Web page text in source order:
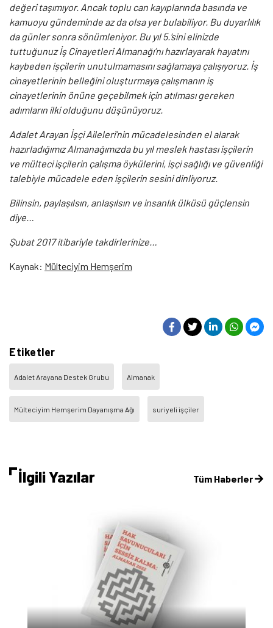
değeri taşımıyor. Ancak toplu can kayıplarında basında ve
kamuoyu gündeminde az da olsa yer bulabiliyor. Bu duyarlılık
da günler sonra sönümleniyor. Bu yıl 5.’sini elinizde
tuttuğunuz İş Cinayetleri Almanağı’nı hazırlayarak hayatını
kaybeden işçilerin unutulmamasını sağlamaya çalışıyoruz. İş
cinayetlerinin belleğini oluşturmaya çalışmanın iş
cinayetlerinin önüne geçebilmek için atılması gereken
adımların ilki olduğunu düşünüyoruz.
Adalet Arayan İşçi Aileleri’nin mücadelesinden el alarak
hazırladığımız Almanağımızda bu yıl meslek hastası işçilerin
ve mülteci işçilerin çalışma öykülerini, işçi sağlığı ve güvenliği
talebiyle mücadele eden işçilerin sesini dinliyoruz.
Bilinsin, paylaşılsın, anlaşılsın ve insanlık ülküsü güçlensin
diye…
Şubat 2017 itibariyle takdirlerinize…
Kaynak: Mülteciyim Hemşerim
Etiketler
Adalet Arayana Destek Grubu Almanak
Mülteciyim Hemşerim Dayanışma Ağı suriyeli işçiler
İlgili Yazılar Tüm Haberler